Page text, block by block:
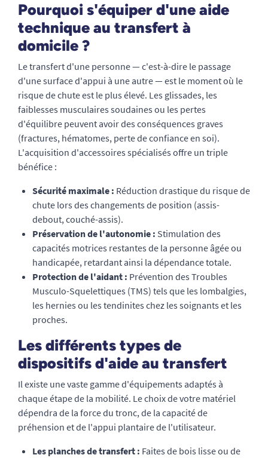
Pourquoi s'équiper d'une aide
technique au transfert à
domicile ?
Le transfert d'une personne — c'est-à-dire le passage
d'une surface d'appui à une autre — est le moment où le
risque de chute est le plus élevé. Les glissades, les
faiblesses musculaires soudaines ou les pertes
d'équilibre peuvent avoir des conséquences graves
(fractures, hématomes, perte de confiance en soi).
L'acquisition d'accessoires spécialisés offre un triple
bénéfice :
Sécurité maximale : Réduction drastique du risque de
chute lors des changements de position (assis-
debout, couché-assis).
Préservation de l'autonomie : Stimulation des
capacités motrices restantes de la personne âgée ou
handicapée, retardant ainsi la dépendance totale.
Protection de l'aidant : Prévention des Troubles
Musculo-Squelettiques (TMS) tels que les lombalgies,
les hernies ou les tendinites chez les soignants et les
proches.
Les différents types de
dispositifs d'aide au transfert
Il existe une vaste gamme d'équipements adaptés à
chaque étape de la mobilité. Le choix de votre matériel
dépendra de la force du tronc, de la capacité de
préhension et de l'appui plantaire de l'utilisateur.
Les planches de transfert : Faites de bois lisse ou de